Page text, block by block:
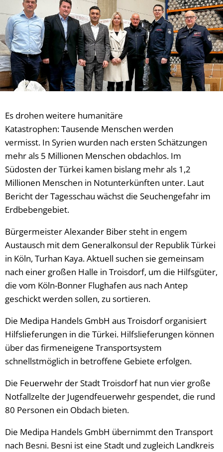
Es drohen weitere humanitäre
Katastrophen: Tausende Menschen werden
vermisst. In Syrien wurden nach ersten Schätzungen
mehr als 5 Millionen Menschen obdachlos. Im
Südosten der Türkei kamen bislang mehr als 1,2
Millionen Menschen in Notunterkünften unter. Laut
Bericht der Tagesschau wächst die Seuchengefahr im
Erdbebengebiet.
Bürgermeister Alexander Biber steht in engem
Austausch mit dem Generalkonsul der Republik Türkei
in Köln, Turhan Kaya. Aktuell suchen sie gemeinsam
nach einer großen Halle in Troisdorf, um die Hilfsgüter,
die vom Köln-Bonner Flughafen aus nach Antep
geschickt werden sollen, zu sortieren.
Die Medipa Handels GmbH aus Troisdorf organisiert
Hilfslieferungen in die Türkei. Hilfslieferungen können
über das firmeneigene Transportsystem
schnellstmöglich in betroffene Gebiete erfolgen.
Die Feuerwehr der Stadt Troisdorf hat nun vier große
Notfallzelte der Jugendfeuerwehr gespendet, die rund
80 Personen ein Obdach bieten.
Die Medipa Handels GmbH übernimmt den Transport
nach Besni. Besni ist eine Stadt und zugleich Landkreis